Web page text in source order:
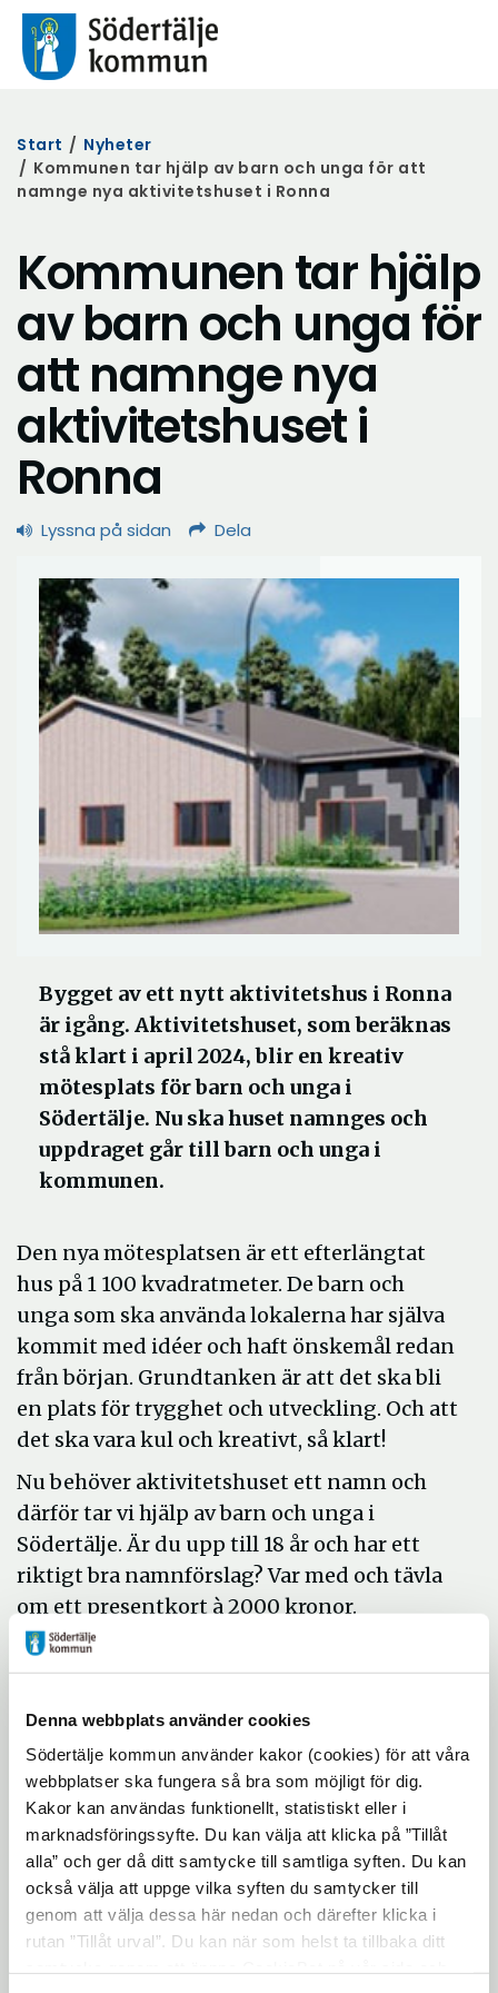
Denna webbplats använder cookies
Södertälje kommun använder kakor (cookies) för att våra
webbplatser ska fungera så bra som möjligt för dig.
Kakor kan användas funktionellt, statistiskt eller i
marknadsföringssyfte. Du kan välja att klicka på ”Tillåt
alla” och ger då ditt samtycke till samtliga syften. Du kan
också välja att uppge vilka syften du samtycker till
genom att välja dessa här nedan och därefter klicka i
rutan ”Tillåt urval”. Du kan när som helst ta tillbaka ditt
Start / Nyheter
/ Kommunen tar hjälp av barn och unga för att
namnge nya aktivitetshuset i Ronna
Kommunen tar hjälp
av barn och unga för
att namnge nya
aktivitetshuset i
Ronna
Lyssna på sidan Dela
Bygget av ett nytt aktivitetshus i Ronna
är igång. Aktivitetshuset, som beräknas
stå klart i april 2024, blir en kreativ
mötesplats för barn och unga i
Södertälje. Nu ska huset namnges och
uppdraget går till barn och unga i
kommunen.
Den nya mötesplatsen är ett efterlängtat
hus på 1 100 kvadratmeter. De barn och
unga som ska använda lokalerna har själva
kommit med idéer och haft önskemål redan
från början. Grundtanken är att det ska bli
en plats för trygghet och utveckling. Och att
det ska vara kul och kreativt, så klart!
Nu behöver aktivitetshuset ett namn och
därför tar vi hjälp av barn och unga i
Södertälje. Är du upp till 18 år och har ett
riktigt bra namnförslag? Var med och tävla
om ett presentkort à 2000 kronor.
Så här tävlar du:
Mejla ditt bidrag till
mejlet med ”Namntävling”. Glöm inte att
ange namn, telefonnummer, e-postadress
och din ålder.
Du kan också lämna in ditt bidrag på
Södertälje kommuns stadshus, i
kontaktcenter. Även här behöver du lämna
namn, telefonnummer, e-postadress och